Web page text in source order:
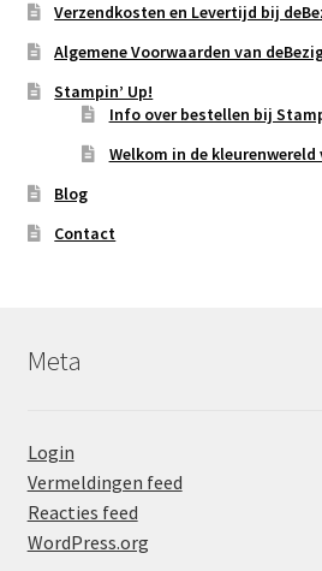
Verzendkosten en Levertijd bij
Algemene Voorwaarden van
Stampin’ Up!
Info over bestellen bij
Welkom in de kleurenwereld
Blog
Contact
Meta
Login
Vermeldingen feed
Reacties feed
WordPress.org